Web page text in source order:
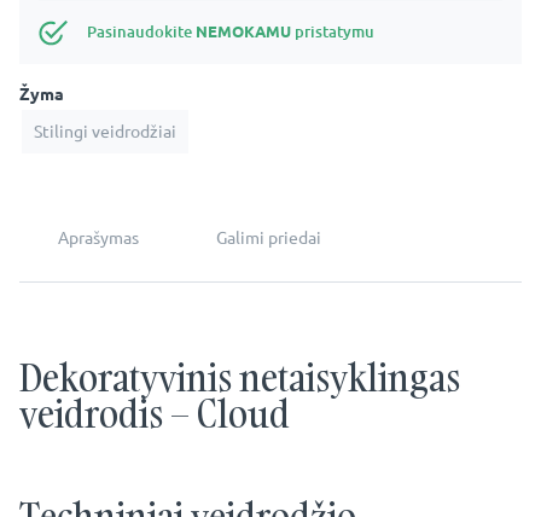
Pasinaudokite NEMOKAMU pristatymu
Žyma
Stilingi veidrodžiai
Aprašymas Galimi priedai
Dekoratyvinis netaisyklingas
veidrodis – Cloud